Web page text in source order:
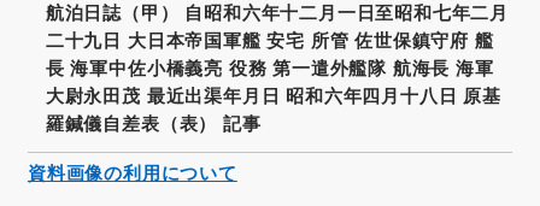
航泊日誌（甲） 自昭和六年十二月一日至昭和七年二月
二十九日 大日本帝国軍艦 安宅 所管 佐世保鎮守府 艦
長 海軍中佐小橋義亮 役務 第一遣外艦隊 航海長 海軍
大尉永田茂 最近出渠年月日 昭和六年四月十八日 原基
羅鍼儀自差表（表） 記事
資料画像の利用について